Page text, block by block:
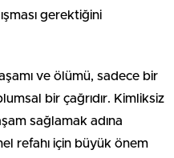
gerektiğini
ve ölümü, sadece bir
bir çağrıdır. Kimliksiz
sağlamak adına
refahı için büyük önem